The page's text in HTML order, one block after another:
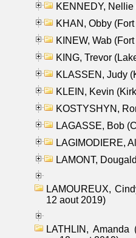
KENNEDY,
KHAN, Obby
KINEW, Wab
KING, Trevor
KLASSEN, Judy
KLEIN, Kevin
KOSTYSHYN,
LAGASSE, Bob
LAGIMODIERE,
LAMONT,
LAMOUREUX,
12 aout 2019)
LATHLIN,